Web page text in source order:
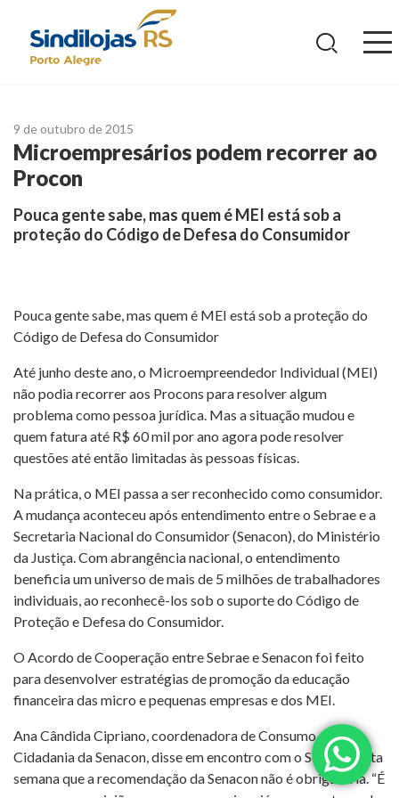
9 de outubro de 2015
Microempresários podem recorrer ao
Procon
Pouca gente sabe, mas quem é MEI está sob a
proteção do Código de Defesa do Consumidor
Pouca gente sabe, mas quem é MEI está sob a proteção do
Código de Defesa do Consumidor
Até junho deste ano, o Microempreendedor Individual (MEI)
não podia recorrer aos Procons para resolver algum
problema como pessoa jurídica. Mas a situação mudou e
quem fatura até R$ 60 mil por ano agora pode resolver
questões até então limitadas às pessoas físicas.
Na prática, o MEI passa a ser reconhecido como consumidor.
A mudança aconteceu após entendimento entre o Sebrae e a
Secretaria Nacional do Consumidor (Senacon), do Ministério
da Justiça. Com abrangência nacional, o entendimento
beneficia um universo de mais de 5 milhões de trabalhadores
individuais, ao reconhecê-los sob o suporte do Código de
Proteção e Defesa do Consumidor.
O Acordo de Cooperação entre Sebrae e Senacon foi feito
para desenvolver estratégias de promoção da educação
financeira das micro e pequenas empresas e dos MEI.
Ana Cândida Cipriano, coordenadora de Consumo e
Cidadania da Senacon, disse em encontro com o Sebrae nesta
semana que a recomendação da Senacon não é obrigatória. “É